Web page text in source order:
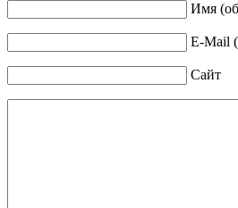
Имя
E-Mail
Сайт